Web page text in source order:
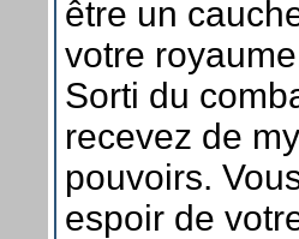
être un
votre
Sorti du
recevez de
pouvoirs.
espoir de